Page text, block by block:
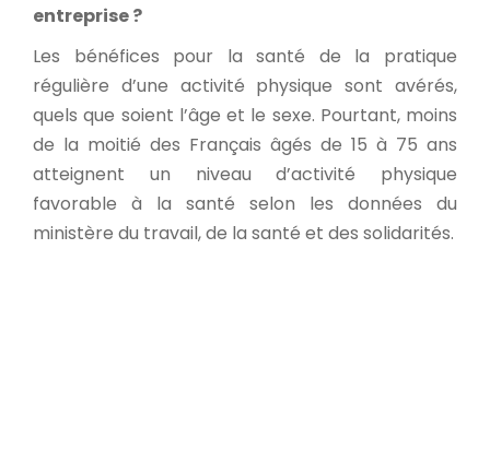
entreprise ?
Les bénéfices pour la santé de la pratique
régulière d’une activité physique sont avérés,
quels que soient l’âge et le sexe. Pourtant, moins
de la moitié des Français âgés de 15 à 75 ans
atteignent un niveau d’activité physique
favorable à la santé selon les données du
ministère du travail, de la santé et des solidarités.